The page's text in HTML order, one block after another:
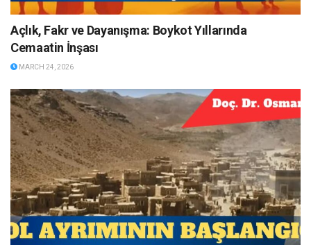
Açlık, Fakr ve Dayanışma: Boykot Yıllarında
Cemaatin İnşası
MARCH 24, 2026